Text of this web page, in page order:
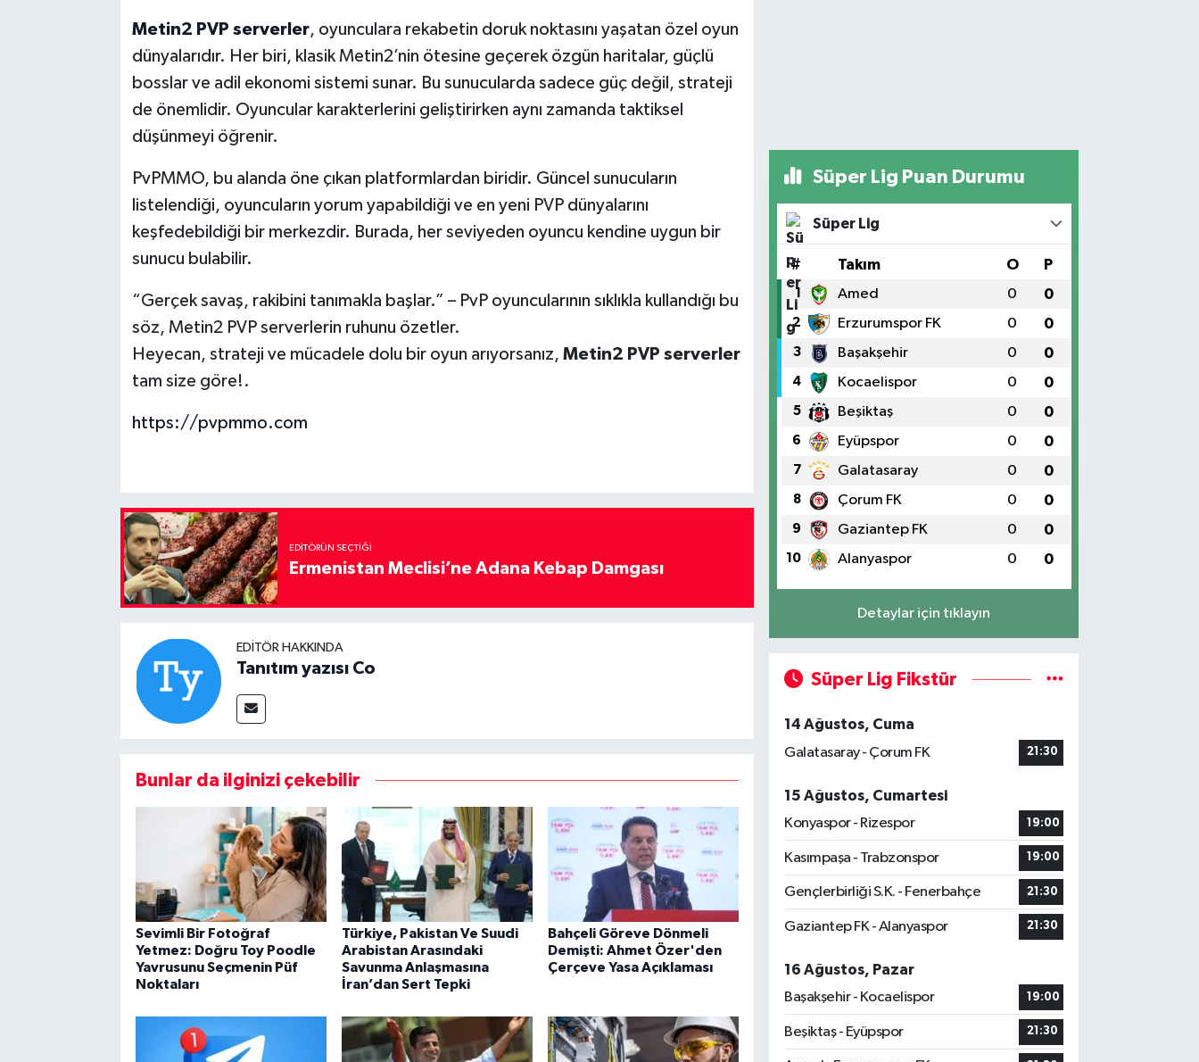
Metin2 PVP serverler, oyunculara rekabetin doruk noktasını yaşatan özel oyun
dünyalarıdır. Her biri, klasik Metin2’nin ötesine geçerek özgün haritalar, güçlü
bosslar ve adil ekonomi sistemi sunar. Bu sunucularda sadece güç değil, strateji
de önemlidir. Oyuncular karakterlerini geliştirirken aynı zamanda taktiksel
düşünmeyi öğrenir.
PvPMMO, bu alanda öne çıkan platformlardan biridir. Güncel sunucuların
listelendiği, oyuncuların yorum yapabildiği ve en yeni PVP dünyalarını
keşfedebildiği bir merkezdir. Burada, her seviyeden oyuncu kendine uygun bir
sunucu bulabilir.
“Gerçek savaş, rakibini tanımakla başlar.” – PvP oyuncularının sıklıkla kullandığı bu
söz, Metin2 PVP serverlerin ruhunu özetler.
Heyecan, strateji ve mücadele dolu bir oyun arıyorsanız, Metin2 PVP serverler
tam size göre!.
https://pvpmmo.com
EDITÖRÜN SEÇTIĞI
Ermenistan Meclisi’ne Adana Kebap Damgası
EDITÖR HAKKINDA
Tanıtım yazısı Co
Bunlar da ilginizi çekebilir
Sevimli Bir Fotoğraf
Yetmez: Doğru Toy Poodle
Yavrusunu Seçmenin Püf
Noktaları
Türkiye, Pakistan Ve Suudi
Arabistan Arasındaki
Savunma Anlaşmasına
İran’dan Sert Tepki
Bahçeli Göreve Dönmeli
Demişti: Ahmet Özer'den
Çerçeve Yasa Açıklaması
Süper Lig Puan Durumu
Süper Lig
# Takım O P
1 Amed 0 0
2 Erzurumspor FK 0 0
3 Başakşehir 0 0
4 Kocaelispor 0 0
5 Beşiktaş 0 0
6 Eyüpspor 0 0
7 Galatasaray 0 0
8 Çorum FK 0 0
9 Gaziantep FK 0 0
10 Alanyaspor 0 0
Detaylar için tıklayın
Süper Lig Fikstür
14 Ağustos, Cuma
Galatasaray - Çorum FK
21:30
15 Ağustos, Cumartesi
Konyaspor - Rizespor
19:00
Kasımpaşa - Trabzonspor 19:00
Gençlerbirliği S.K. - Fenerbahçe 21:30
Gaziantep FK - Alanyaspor 21:30
16 Ağustos, Pazar
Başakşehir - Kocaelispor
19:00
Beşiktaş - Eyüpspor 21:30